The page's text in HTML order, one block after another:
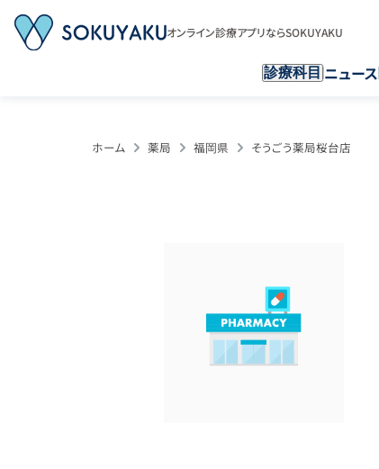
オンライン診療アプリならSOKUYAKU
診療科目 ニュース
ホーム 薬局 福岡県 そうごう薬局桜台店